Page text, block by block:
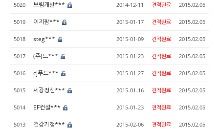
5020 보림개발*** 2014-12-11 견적완료 2015.02.05
5019 이지팜*** 2015-01-17 견적완료 2015.02.05
5018 steg*** 2015-01-09 견적완료 2015.02.05
5017 (주)트*** 2015-01-23 견적완료 2015.02.05
5016 cj푸드*** 2015-01-27 견적완료 2015.02.05
5015 세광정신*** 2015-01-16 견적완료 2015.02.05
5014 EF컨설*** 2015-01-23 견적완료 2015.02.05
5013 건강가정*** 2015-02-06 견적완료 2015.02.05